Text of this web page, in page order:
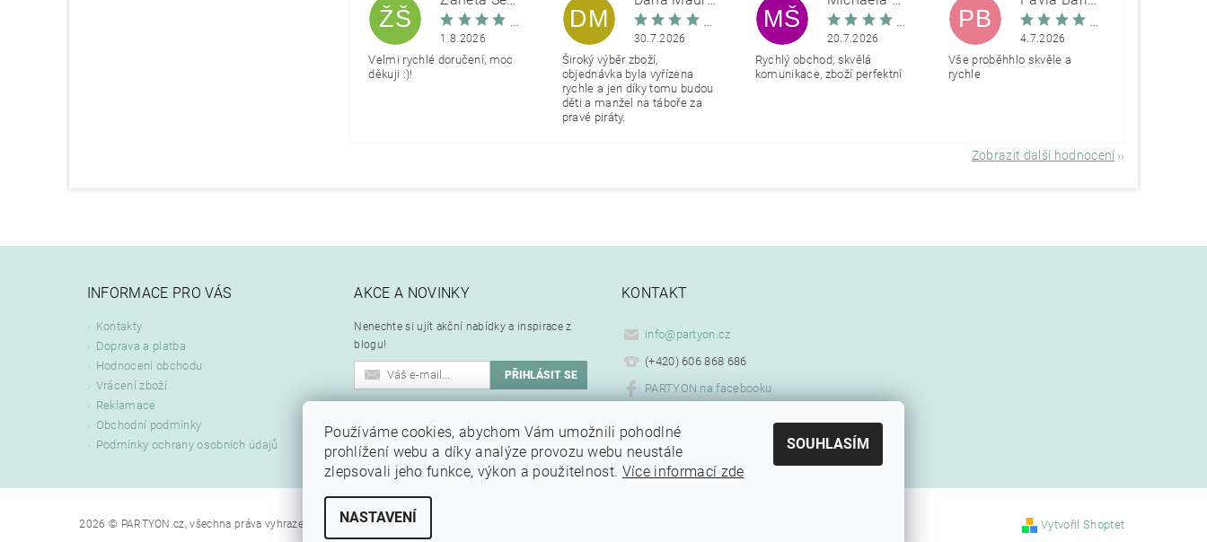
ŽŠ
1.8.2026
Velmi rychlé doručení, moc
děkuji :)!
DM
30.7.2026
Široký výběr zboží,
objednávka byla vyřízena
rychle a jen díky tomu budou
děti a manžel na táboře za
pravé piráty.
MŠ
20.7.2026
Rychlý obchod, skvělá
komunikace, zboží perfektní
PB
4.7.2026
Vše proběhhlo skvěle a
rychle
Zobrazit další hodnocení
INFORMACE PRO VÁS
Kontakty
Doprava a platba
Hodnocení obchodu
Vrácení zboží
Reklamace
Obchodní podmínky
Podmínky ochrany osobních údajů
AKCE A NOVINKY
Nenechte si ujít akční nabídky a inspirace z
blogu!
zpracováním osobních údajů.
KONTAKT
info@ partyon.cz
(+420) 606 868 686
PARTYON na facebooku
2026 © PARTYON.cz, všechna práva vyhrazena Vytvořil Shoptet
Používáme cookies, abychom Vám umožnili pohodlné
prohlížení webu a díky analýze provozu webu neustále
zlepsovali jeho funkce, výkon a použitelnost. Více informací zde
NASTAVENÍ
SOUHLASÍM